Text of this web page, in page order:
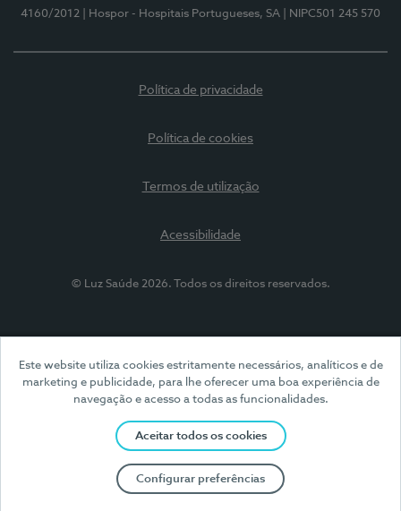
Este website utiliza cookies estritamente necessários, analíticos e de
marketing e publicidade, para lhe oferecer uma boa experiência de
navegação e acesso a todas as funcionalidades.
Aceitar todos os cookies
Configurar preferências
4160/2012
| Hospor - Hospitais Portugueses, SA | NIPC501 245 570
Política de privacidade
Política de cookies
Termos de utilização
Acessibilidade
© Luz Saúde 2026. Todos os direitos reservados.